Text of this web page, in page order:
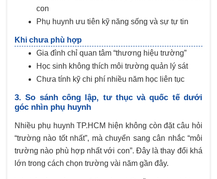
con
Phụ huynh ưu tiên kỹ năng sống và sự tự tin
Khi chưa phù hợp
Gia đình chỉ quan tâm “thương hiệu trường”
Học sinh không thích môi trường quản lý sát
Chưa tính kỹ chi phí nhiều năm học liên tục
3. So sánh công lập, tư thục và quốc tế dưới
góc nhìn phụ huynh
Nhiều phụ huynh TP.HCM hiện không còn đặt câu hỏi
“trường nào tốt nhất”, mà chuyển sang cân nhắc “môi
trường nào phù hợp nhất với con”. Đây là thay đổi khá
lớn trong cách chọn trường vài năm gần đây.